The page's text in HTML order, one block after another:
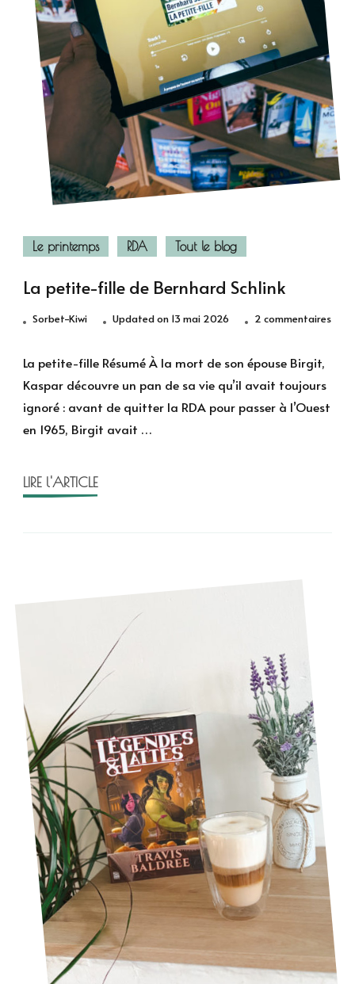
Le printemps RDA Tout le blog
La petite-fille de Bernhard Schlink
Sorbet-Kiwi Updated on 13 mai 2026 2 commentairessur
La petite-fille Résumé À la mort de son épouse Birgit,
Kaspar découvre un pan de sa vie qu’il avait toujours
ignoré : avant de quitter la RDA pour passer à l’Ouest
en 1965, Birgit avait …
LIRE l'ARTICLE